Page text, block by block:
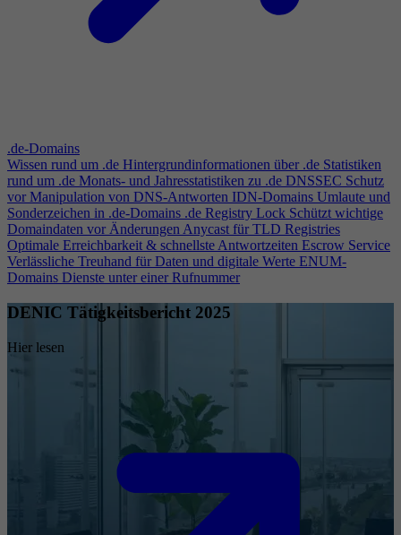
.de-Domains
Wissen rund um .de Hintergrundinformationen über .de Statistiken
rund um .de Monats- und Jahresstatistiken zu .de DNSSEC Schutz
vor Manipulation von DNS-Antworten IDN-Domains Umlaute und
Sonderzeichen in .de-Domains .de Registry Lock Schützt wichtige
Domaindaten vor ÄnderungenAnycast für TLD Registries
Optimale Erreichbarkeit & schnellste Antwortzeiten Escrow Service
Verlässliche Treuhand für Daten und digitale Werte ENUM-
Domains Dienste unter einer Rufnummer
DENIC Tätigkeitsbericht 2025
Hier lesen